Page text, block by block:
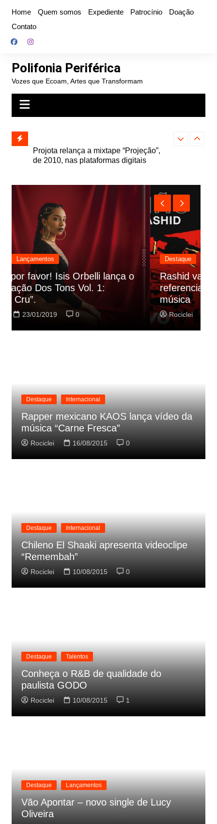
conteúdo
Home Quem somos Expediente Patrocínio
Doação
Contato
Polifonia Periférica
Vozes que Ecoam, Artes que Transformam
e abre
autoral,
de 2010, nas plataformas digitais
Farofa
Destaque Lançamentos
Rashid vai buscar nos HQs as
referencias do clipe de sua nova
música
Rociclei 22/01/2019
Destaque Internacional
Rapper mexicano KAOS lança vídeo da
música “Carne Fresca”
Rociclei 16/08/2015 0
Destaque Internacional
Chileno El Shaaki apresenta videoclipe
“Remembah”
Rociclei 10/08/2015 0
Destaque Talentos
Conheça o R&B de qualidade do
paulista GODO
Rociclei 10/08/2015 1
Destaque Lançamentos
Vão Apontar – novo single de Lucy
Oliveira